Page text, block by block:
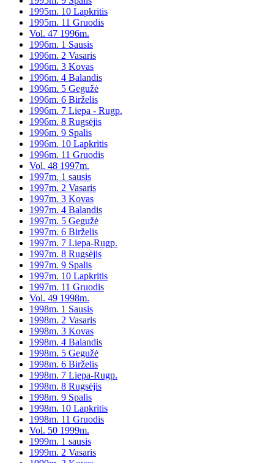
1995m. 10 Lapkritis
1995m. 11 Gruodis
Vol. 47 1996m.
1996m. 1 Sausis
1996m. 2 Vasaris
1996m. 3 Kovas
1996m. 4 Balandis
1996m. 5 Gegužė
1996m. 6 Birželis
1996m. 7 Liepa - Rugp.
1996m. 8 Rugsėjis
1996m. 9 Spalis
1996m. 10 Lapkritis
1996m. 11 Gruodis
Vol. 48 1997m.
1997m. 1 sausis
1997m. 2 Vasaris
1997m. 3 Kovas
1997m. 4 Balandis
1997m. 5 Gegužė
1997m. 6 Birželis
1997m. 7 Liepa-Rugp.
1997m. 8 Rugsėjis
1997m. 9 Spalis
1997m. 10 Lapkritis
1997m. 11 Gruodis
Vol. 49 1998m.
1998m. 1 Sausis
1998m. 2 Vasaris
1998m. 3 Kovas
1998m. 4 Balandis
1998m. 5 Gegužė
1998m. 6 Birželis
1998m. 7 Liepa-Rugp.
1998m. 8 Rugsėjis
1998m. 9 Spalis
1998m. 10 Lapkritis
1998m. 11 Gruodis
Vol. 50 1999m.
1999m. 1 sausis
1999m. 2 Vasaris